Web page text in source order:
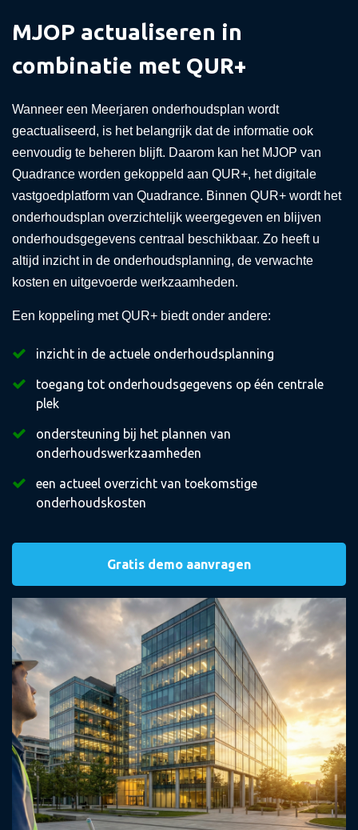
MJOP actualiseren in
combinatie met QUR+
Wanneer een Meerjaren onderhoudsplan wordt
geactualiseerd, is het belangrijk dat de informatie ook
eenvoudig te beheren blijft. Daarom kan het MJOP van
Quadrance worden gekoppeld aan QUR+, het digitale
vastgoedplatform van Quadrance. Binnen QUR+ wordt het
onderhoudsplan overzichtelijk weergegeven en blijven
onderhoudsgegevens centraal beschikbaar. Zo heeft u
altijd inzicht in de onderhoudsplanning, de verwachte
kosten en uitgevoerde werkzaamheden.
Een koppeling met QUR+ biedt onder andere:
inzicht in de actuele onderhoudsplanning
toegang tot onderhoudsgegevens op één centrale
plek
ondersteuning bij het plannen van
onderhoudswerkzaamheden
een actueel overzicht van toekomstige
onderhoudskosten
Gratis demo aanvragen